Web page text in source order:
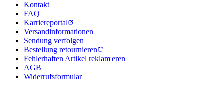
Kontakt
FAQ
Karriereportal
Versandinformationen
Sendung verfolgen
Bestellung retournieren
Fehlerhaften Artikel reklamieren
AGB
Widerrufsformular